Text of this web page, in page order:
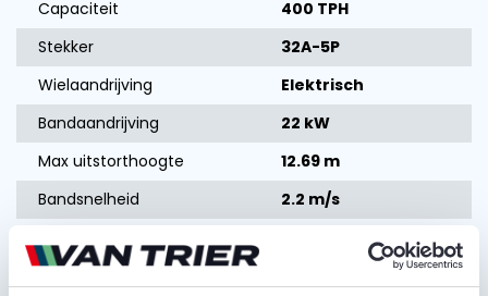
Capaciteit
400 TPH
Stekker
32A-5P
Wielaandrijving
Elektrisch
Bandaandrijving
22 kW
Max uitstorthoogte
12.69 m
Bandsnelheid
2.2 m/s
Vraag offerte aan